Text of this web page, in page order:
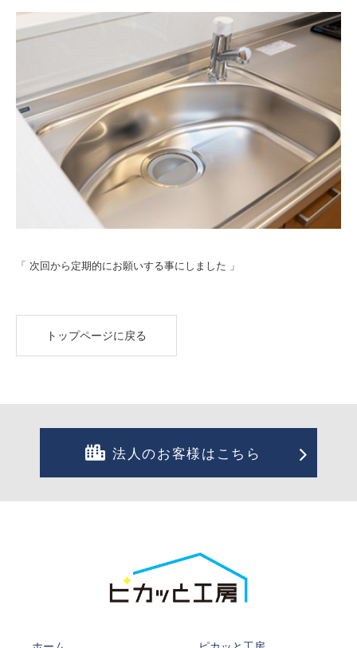
「 次回から定期的にお願いする事にしました 」
トップページに戻る
法人のお客様はこちら